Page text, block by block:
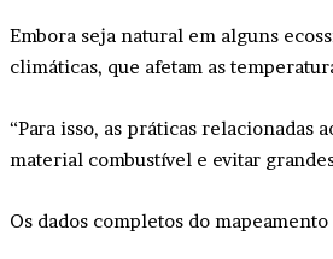
Embora seja natural em alguns
climáticas, que afetam as
“Para isso, as práticas relacionadas
material combustível e evitar
Os dados completos do